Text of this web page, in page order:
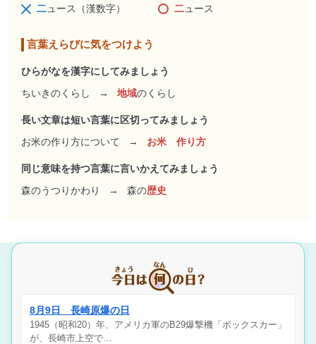
二ュース（漢数字） 二ュース
言葉えらびに気をつけよう
ひらがなを漢字にしてみましょう
ちいきのくらし
→ 地域のくらし
長い文章は短い言葉に区切ってみましょう
お米の作り方について
→ お米 作り方
同じ意味を持つ言葉に言いかえてみましょう
森のうつりかわり
→ 森の歴史
8月9日 長崎原爆の日
1945（昭和20）年、アメリカ軍のB29爆撃機「ボックスカー」
が、長崎市上空で…